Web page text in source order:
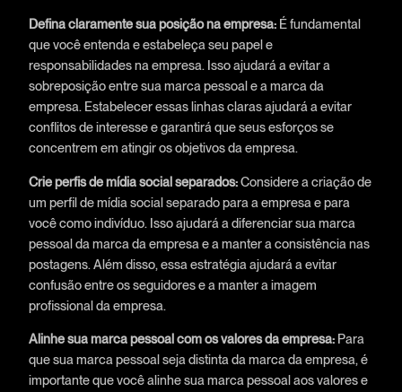
Defina claramente sua posição na empresa: É fundamental
que você entenda e estabeleça seu papel e
responsabilidades na empresa. Isso ajudará a evitar a
sobreposição entre sua marca pessoal e a marca da
empresa. Estabelecer essas linhas claras ajudará a evitar
conflitos de interesse e garantirá que seus esforços se
concentrem em atingir os objetivos da empresa.
Crie perfis de mídia social separados:Considere a criação de
um perfil de mídia social separado para a empresa e para
você como indivíduo. Isso ajudará a diferenciar sua marca
pessoal da marca da empresa e a manter a consistência nas
postagens. Além disso, essa estratégia ajudará a evitar
confusão entre os seguidores e a manter a imagem
profissional da empresa.
Alinhe sua marca pessoal com os valores da empresa:Para
que sua marca pessoal seja distinta da marca da empresa, é
importante que você alinhe sua marca pessoal aos valores e